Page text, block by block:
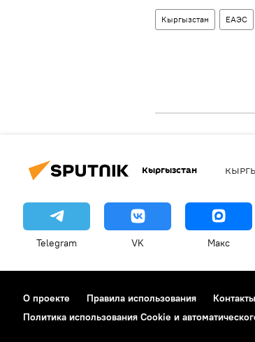
Кыргызстан ЕАЭС
Кыргызстан
Telegram VK Макс
О проекте Правила использования
Политика использования Cookie и